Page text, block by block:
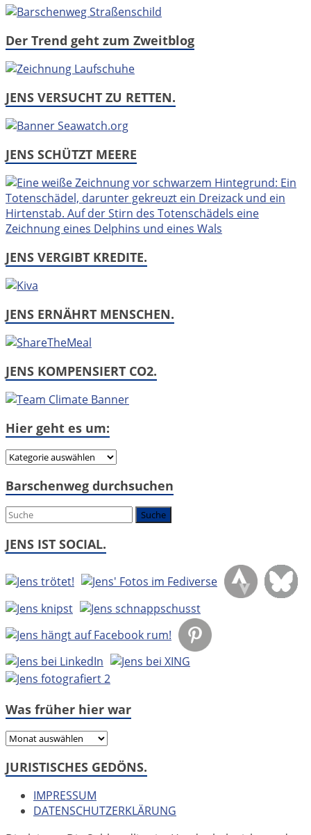
Der Trend geht zum Zweitblog
JENS VERSUCHT ZU RETTEN.
JENS SCHÜTZT MEERE
JENS VERGIBT KREDITE.
JENS ERNÄHRT MENSCHEN.
JENS KOMPENSIERT CO2.
Hier geht es um:
Hier
es
Barschenweg durchsuchen
JENS IST SOCIAL.
Was früher hier war
Was
hier
JURISTISCHES GEDÖNS.
IMPRESSUM
DATENSCHUTZERKLÄRUNG